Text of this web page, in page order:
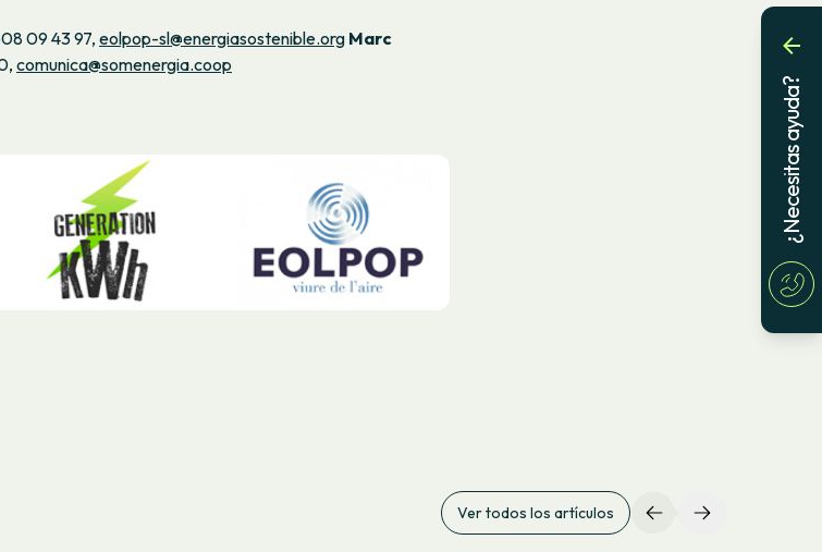
09 43 97,eolpop-sl@energiasostenible.org Marc
comunica@somenergia.coop
Ver todos los artículos
¿Necesitas ayuda?